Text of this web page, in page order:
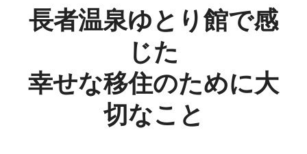
長者温泉ゆとり館で感
じた
幸せな移住のために大
切なこと